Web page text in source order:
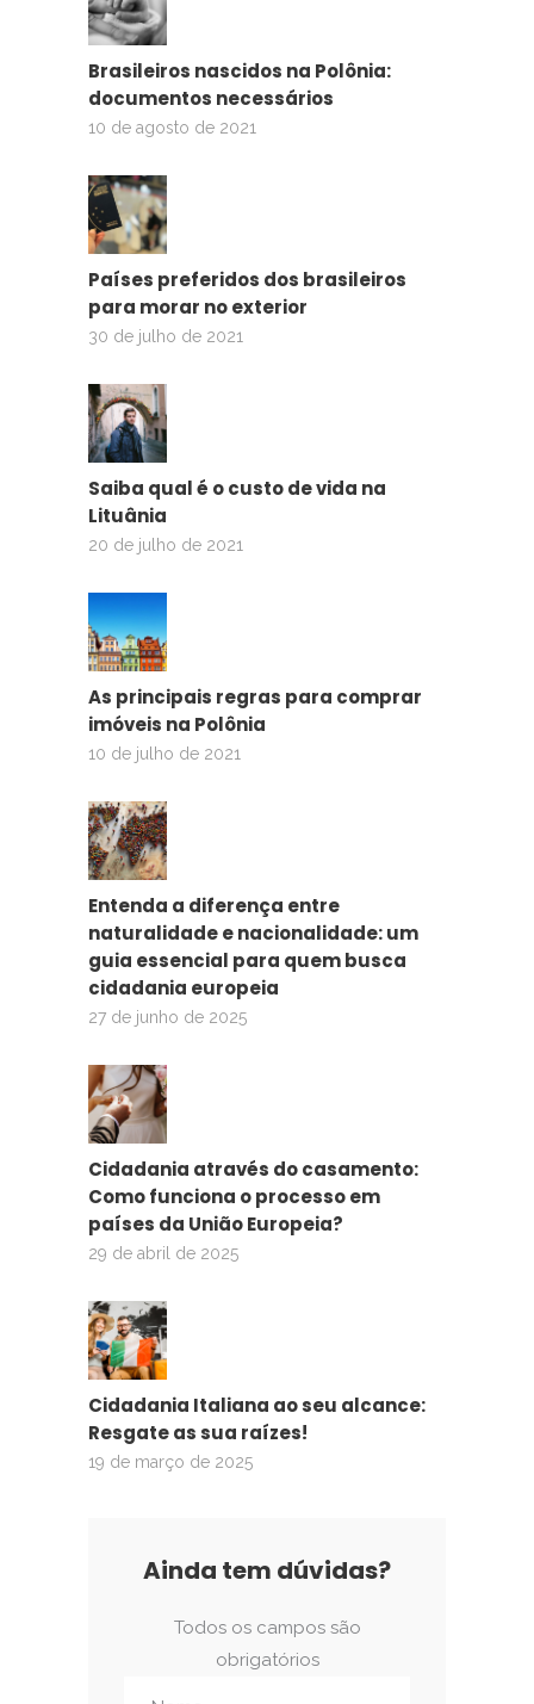
Brasileiros nascidos na Polônia:
documentos necessários
10 de agosto de 2021
Países preferidos dos brasileiros
para morar no exterior
30 de julho de 2021
Saiba qual é o custo de vida na
Lituânia
20 de julho de 2021
As principais regras para comprar
imóveis na Polônia
10 de julho de 2021
Entenda a diferença entre
naturalidade e nacionalidade: um
guia essencial para quem busca
cidadania europeia
27 de junho de 2025
Cidadania através do casamento:
Como funciona o processo em
países da União Europeia?
29 de abril de 2025
Cidadania Italiana ao seu alcance:
Resgate as sua raízes!
19 de março de 2025
Ainda tem dúvidas?
Todos os campos são
obrigatórios